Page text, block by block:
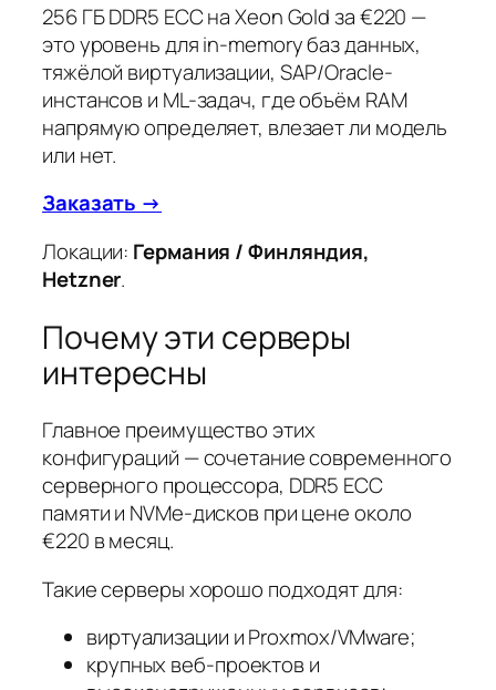
256 ГБ DDR5 ECC на Xeon Gold за €220 —
это уровень для in-memory баз данных,
тяжёлой виртуализации, SAP/Oracle-
инстансов и ML-задач, где объём RAM
напрямую определяет, влезает ли модель
или нет.
Заказать →
Локации: Германия / Финляндия,
Hetzner.
Почему эти серверы
интересны
Главное преимущество этих
конфигураций — сочетание современного
серверного процессора, DDR5 ECC
памяти и NVMe-дисков при цене около
€220 в месяц.
Такие серверы хорошо подходят для:
виртуализации и Proxmox/VMware;
крупных веб-проектов и